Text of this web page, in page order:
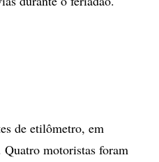
de etilômetro, em
Quatro motoristas foram